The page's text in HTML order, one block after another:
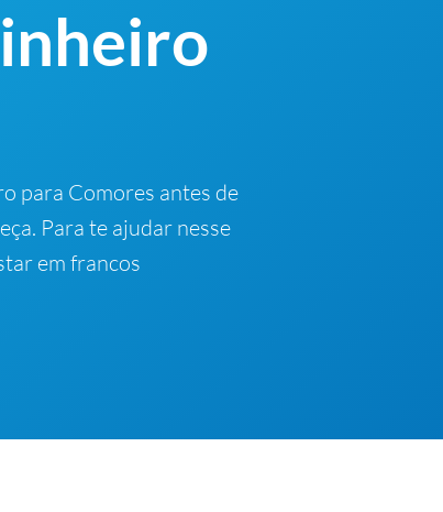
para Comores antes de
Para te ajudar nesse
em francos